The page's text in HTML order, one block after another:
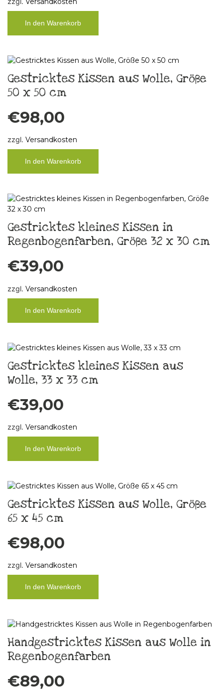
In den Warenkorb
Gestricktes Kissen aus Wolle, Größe
50 x 50 cm
€98,00
zzgl. Versandkosten
In den Warenkorb
Gestricktes kleines Kissen in
Regenbogenfarben, Größe 32 x 30 cm
€39,00
zzgl. Versandkosten
In den Warenkorb
Gestricktes kleines Kissen aus
Wolle, 33 x 33 cm
€39,00
zzgl. Versandkosten
In den Warenkorb
Gestricktes Kissen aus Wolle, Größe
65 x 45 cm
€98,00
zzgl. Versandkosten
In den Warenkorb
Handgestricktes Kissen aus Wolle in
Regenbogenfarben
€89,00